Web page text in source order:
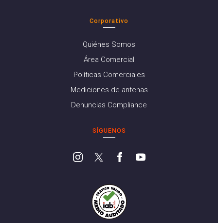
Corporativo
Quiénes Somos
Área Comercial
Políticas Comerciales
Mediciones de antenas
Denuncias Compliance
SÍGUENOS